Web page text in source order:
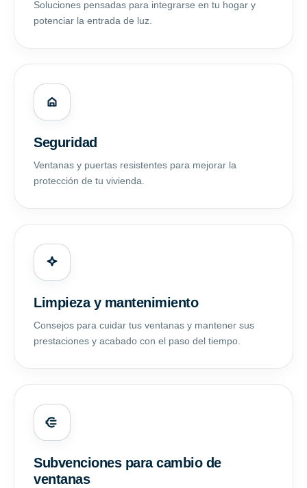
Soluciones pensadas para integrarse en tu hogar y
potenciar la entrada de luz.
Seguridad
Ventanas y puertas resistentes para mejorar la
protección de tu vivienda.
Limpieza y mantenimiento
Consejos para cuidar tus ventanas y mantener sus
prestaciones y acabado con el paso del tiempo.
Subvenciones para cambio de
ventanas